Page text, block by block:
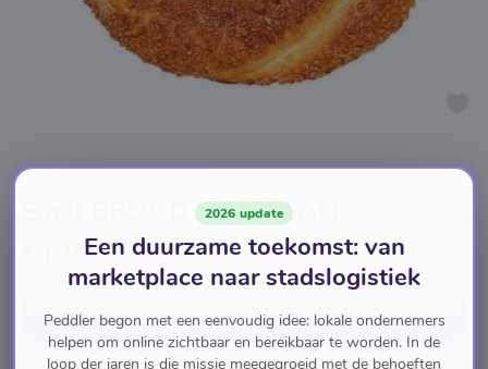
ASLAN VERSMARKT
Simit BROOD Met SESAM
In winkelwagenvoor€ 1,75
2026 update
Een duurzame toekomst: van
marketplace naar stadslogistiek
Peddler begon met een eenvoudig idee: lokale ondernemers
helpen om online zichtbaar en bereikbaar te worden. In de
loop der jaren is die missie meegegroeid met de behoeften